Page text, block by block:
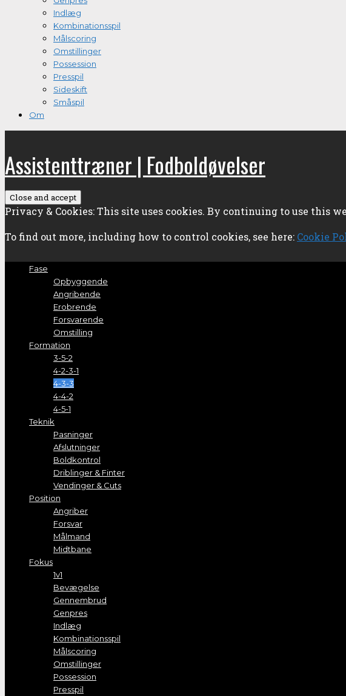
Indlæg
Kombinationsspil
Målscoring
Omstillinger
Possession
Presspil
Sideskift
Småspil
Om
Assistenttræner | Fodboldøvelser
Privacy & Cookies: This site uses cookies. By continuing to use this
To find out more, including how to control cookies, see here: Cookie
Fase
Opbyggende
Angribende
Erobrende
Forsvarende
Omstilling
Formation
3-5-2
4-2-3-1
4-3-3
4-4-2
4-5-1
Teknik
Pasninger
Afslutninger
Boldkontrol
Driblinger & Finter
Vendinger & Cuts
Position
Angriber
Forsvar
Målmand
Midtbane
Fokus
1v1
Bevægelse
Gennembrud
Genpres
Indlæg
Kombinationsspil
Målscoring
Omstillinger
Possession
Presspil